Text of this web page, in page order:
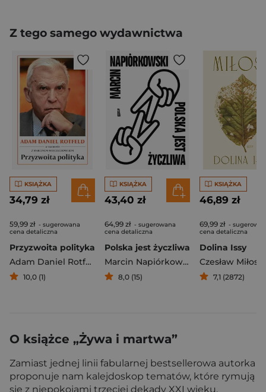
Z tego samego wydawnictwa
KSIĄŻKA
34,79 zł
59,99 zł - sugerowana
cena detaliczna
Przyzwoita polityka
Adam Daniel Rotfeld
10,0 (1)
KSIĄŻKA
43,40 zł
64,99 zł - sugerowana
cena detaliczna
Polska jest życzliwa
Marcin Napiórkowski
8,0 (15)
KSIĄŻKA
46,89 zł
69,99 zł -
cena detaliczna
Dolina Issy
Czesław Miłosz
7,1 (2872)
O książce „Żywa i martwa”
Zamiast jednej linii fabularnej bestsellerowa autorka
proponuje nam kalejdoskop tematów, które rymują
się z niepokojami trzeciej dekady XXI wieku.